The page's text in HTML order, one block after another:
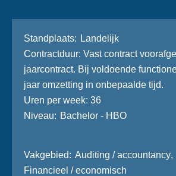
Stand­plaats
Landelijk
Contractduur Vast contract
jaarcontract. Bij voldoende
jaar omzetting in onbepaalde tijd.
Uren per week 36
Niveau
Bachelor - HBO
Vakgebied Auditing / accountancy,
Financieel / economisch